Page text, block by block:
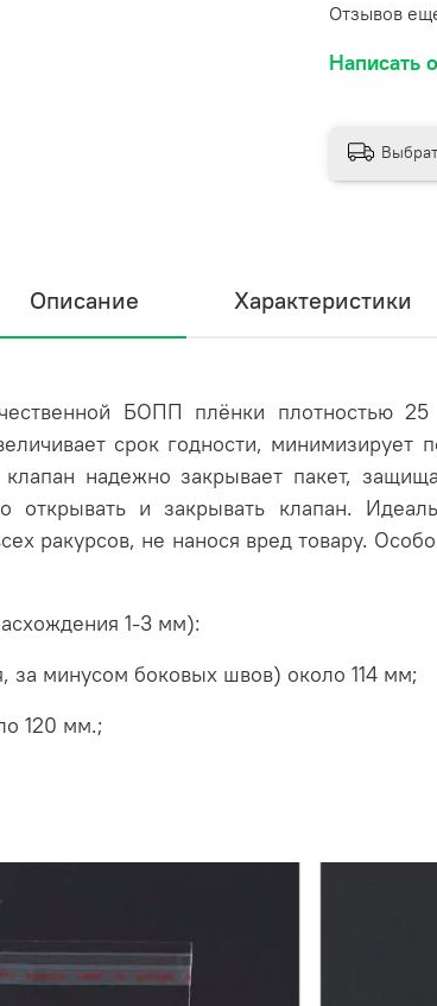
Отзывов
Написать
Описание Характеристики
БОПП плёнки плотностью 25
срок годности, минимизирует
надежно закрывает пакет,
открывать и закрывать клапан.
ракурсов, не нанося вред товару.
1-3 мм):
за минусом боковых швов) около 114 мм;
120 мм.;